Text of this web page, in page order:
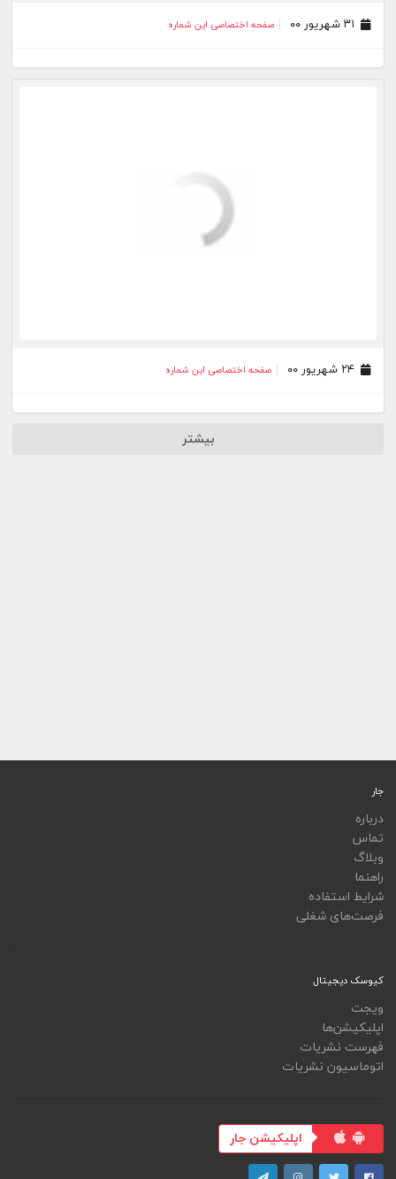
جار
درباره
تماس
وبلاگ
راهنما
شرایط استفاده
فرصت‌های شغلی
کیوسک دیجیتال
ویجت
اپلیکیشن‌ها
فهرست نشریات
اتوماسیون نشریات
اپلیکیشن جار